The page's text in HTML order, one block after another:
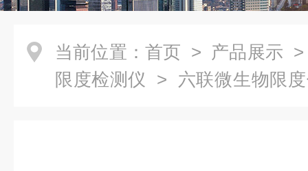
当前位置： 首页 > 产品展示
限度检测仪 > 六联微生物限